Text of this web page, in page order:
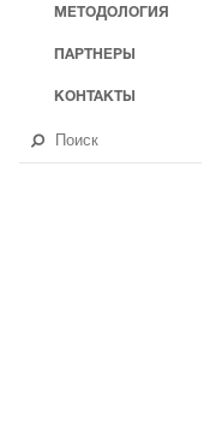
МЕТОДОЛОГИЯ
ПАРТНЕРЫ
КОНТАКТЫ